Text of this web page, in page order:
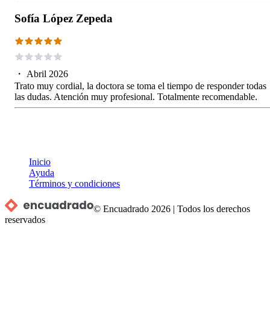
Sofía López Zepeda
・ Abril 2026
Trato muy cordial, la doctora se toma el tiempo de responder todas
las dudas. Atención muy profesional. Totalmente recomendable.
Inicio
Ayuda
Términos y condiciones
© Encuadrado 2026 |Todos los derechos
reservados